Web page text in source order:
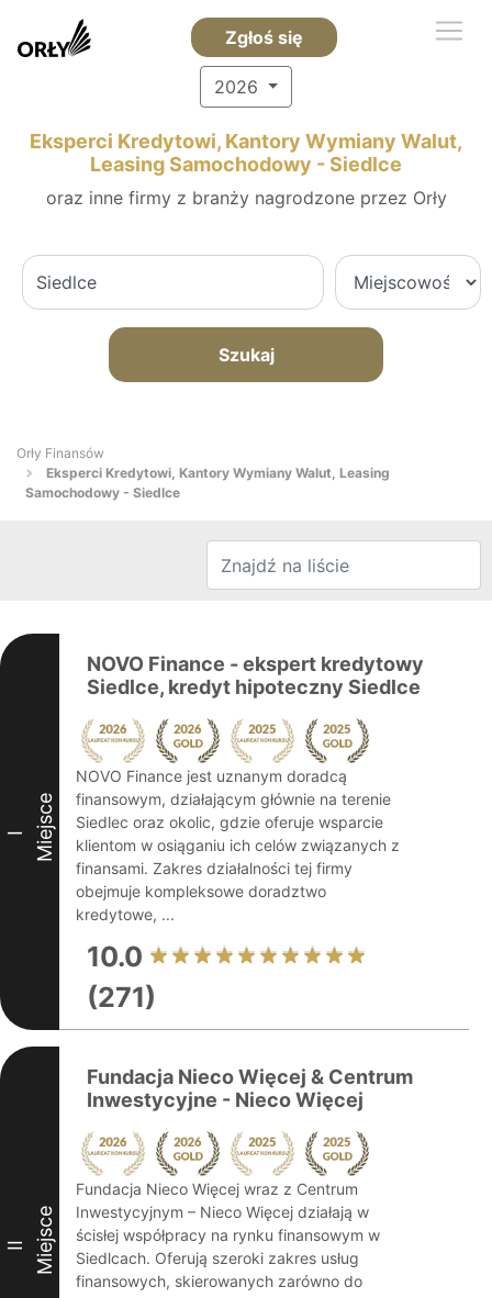
Zgłoś się
2026
Eksperci Kredytowi, Kantory Wymiany Walut,
Leasing Samochodowy - Siedlce
oraz inne firmy z branży nagrodzone przez Orły
Szukaj
Orły Finansów
Eksperci Kredytowi, Kantory Wymiany Walut, Leasing
Samochodowy - Siedlce
I Miejsce
NOVO Finance - ekspert kredytowy
Siedlce, kredyt hipoteczny Siedlce
NOVO Finance jest uznanym doradcą
finansowym, działającym głównie na terenie
Siedlec oraz okolic, gdzie oferuje wsparcie
klientom w osiąganiu ich celów związanych z
finansami. Zakres działalności tej firmy
obejmuje kompleksowe doradztwo
kredytowe, ...
10.0
(271)
II Miejsce
Fundacja Nieco Więcej & Centrum
Inwestycyjne - Nieco Więcej
Fundacja Nieco Więcej wraz z Centrum
Inwestycyjnym – Nieco Więcej działają w
ścisłej współpracy na rynku finansowym w
Siedlcach. Oferują szeroki zakres usług
finansowych, skierowanych zarówno do